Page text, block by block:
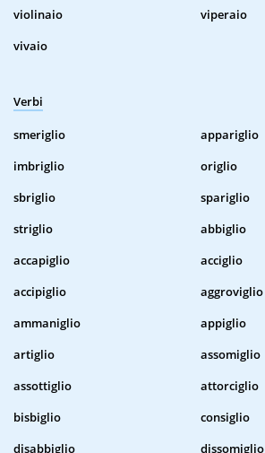
violinaio
viperaio
vivaio
Verbi
smeriglio
appariglio
imbriglio
origlio
sbriglio
spariglio
striglio
abbiglio
accapiglio
acciglio
accipiglio
aggroviglio
ammaniglio
appiglio
artiglio
assomiglio
assottiglio
attorciglio
bisbiglio
consiglio
disabbiglio
dissomiglio